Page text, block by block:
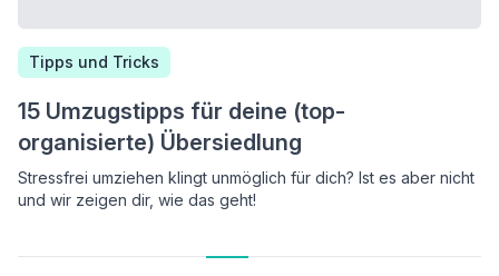
Tipps und Tricks
15 Umzugstipps für deine (top-
organisierte) Übersiedlung
Stressfrei umziehen klingt unmöglich für dich? Ist es aber nicht
und wir zeigen dir, wie das geht!